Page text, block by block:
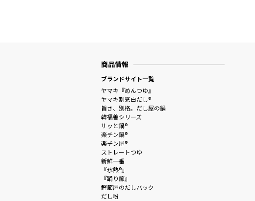
商品情報
ブランドサイト一覧
ヤマキ『めんつゆ』
ヤマキ割烹白だし®
旨さ、別格。だし屋の鍋
韓福善シリーズ
サッと鍋®
楽チン鍋®
楽チン屋®
ストレートつゆ
新鮮一番
『氷熟®』
『踊り節』
鰹節屋のだしパック
だし粉